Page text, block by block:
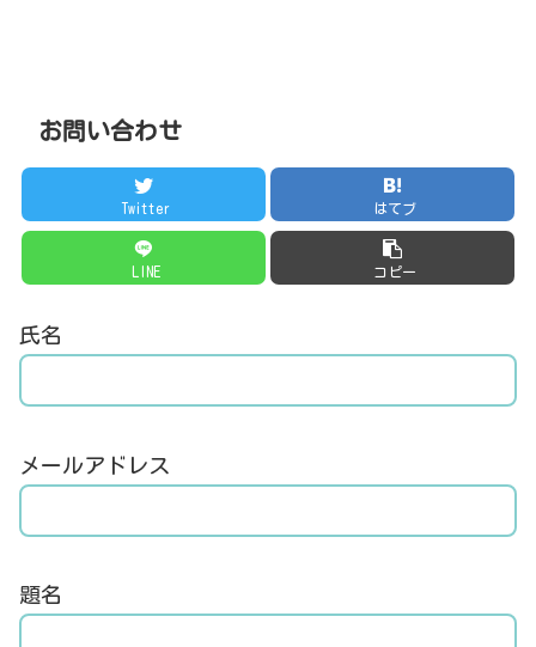
お問い合わせ
Twitter はてブ
LINE コピー
氏名
メールアドレス
題名